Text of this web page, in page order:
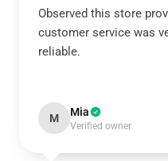
Observed this store
customer service was
reliable.
M Mia
Verified owner